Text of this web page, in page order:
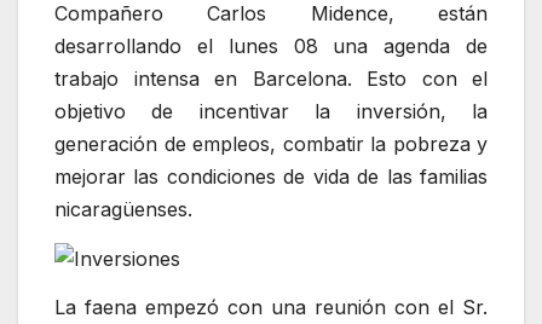
Compañero Carlos Midence, están
desarrollando el lunes 08 una agenda de
trabajo intensa en Barcelona. Esto con el
objetivo de incentivar la inversión, la
generación de empleos, combatir la pobreza y
mejorar las condiciones de vida de las familias
nicaragüenses.
La faena empezó con una reunión con el Sr.